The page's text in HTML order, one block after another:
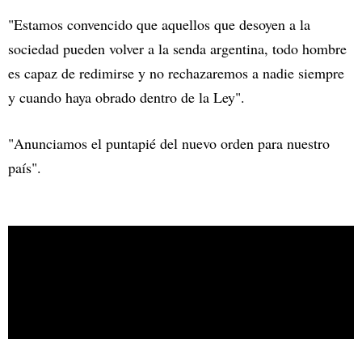
"Estamos convencido que aquellos que desoyen a la
sociedad pueden volver a la senda argentina, todo hombre
es capaz de redimirse y no rechazaremos a nadie siempre
y cuando haya obrado dentro de la Ley".
"Anunciamos el puntapié del nuevo orden para nuestro
país".